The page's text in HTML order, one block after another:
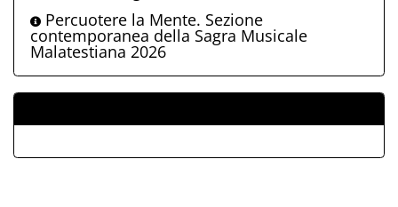
Percuotere la Mente. Sezione
contemporanea della Sagra Musicale
Malatestiana 2026